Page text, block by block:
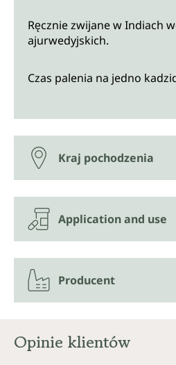
Ręcznie zwijane w Indiach
ajurwedyjskich.
Czas palenia na jedno
Kraj pochodzenia
Application and use
Producent
Opinie klientów